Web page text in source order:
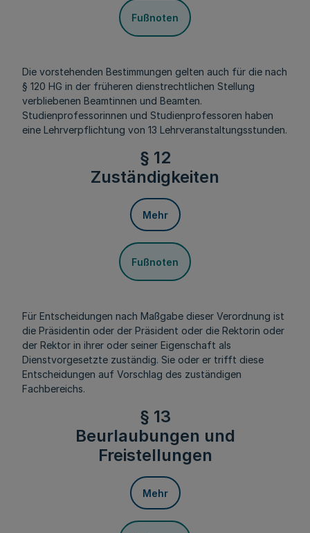
Fußnoten
Die vorstehenden Bestimmungen gelten auch für die nach
§ 120 HG in der früheren dienstrechtlichen Stellung
verbliebenen Beamtinnen und Beamten.
Studienprofessorinnen und Studienprofessoren haben
eine Lehrverpflichtung von 13 Lehrveranstaltungsstunden.
§ 12
Zuständigkeiten
Mehr
Fußnoten
Für Entscheidungen nach Maßgabe dieser Verordnung ist
die Präsidentin oder der Präsident oder die Rektorin oder
der Rektor in ihrer oder seiner Eigenschaft als
Dienstvorgesetzte zuständig. Sie oder er trifft diese
Entscheidungen auf Vorschlag des zuständigen
Fachbereichs.
§ 13
Beurlaubungen und
Freistellungen
Mehr